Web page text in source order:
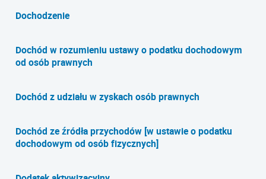
Dochodzenie
Dochód w rozumieniu ustawy o podatku dochodowym
od osób prawnych
Dochód z udziału w zyskach osób prawnych
Dochód ze źródła przychodów [w ustawie o podatku
dochodowym od osób fizycznych]